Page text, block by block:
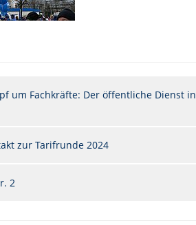
um Fachkräfte: Der öffentliche Dienst in
zur Tarifrunde 2024
2